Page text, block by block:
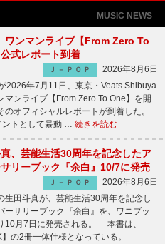
MUSIC NEWS
ワンマンライブ【From Zero To
式レポート到着
Ｊ－ＰＯＰ
2026年8月6日
2026年7月11日、東京・Veats Shibuya
マンライブ【From Zero To One】を開
のオフィシャルレポートが到着した。
トとして暴動 … 続きを読む
、芸能生活30周年を記念したア
リーブック『余白』10/7に発売
Ｊ－ＰＯＰ
2026年8月6日
田斗真が、芸能生活30周年を記念し
ーサリーブック『余白』を、ワニブッ
10月7日に発売される。 本書は、
の2冊一体仕様となっている。